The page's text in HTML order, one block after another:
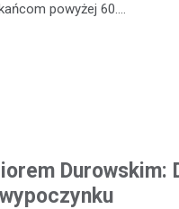
powyżej 60.…
Durowskim: